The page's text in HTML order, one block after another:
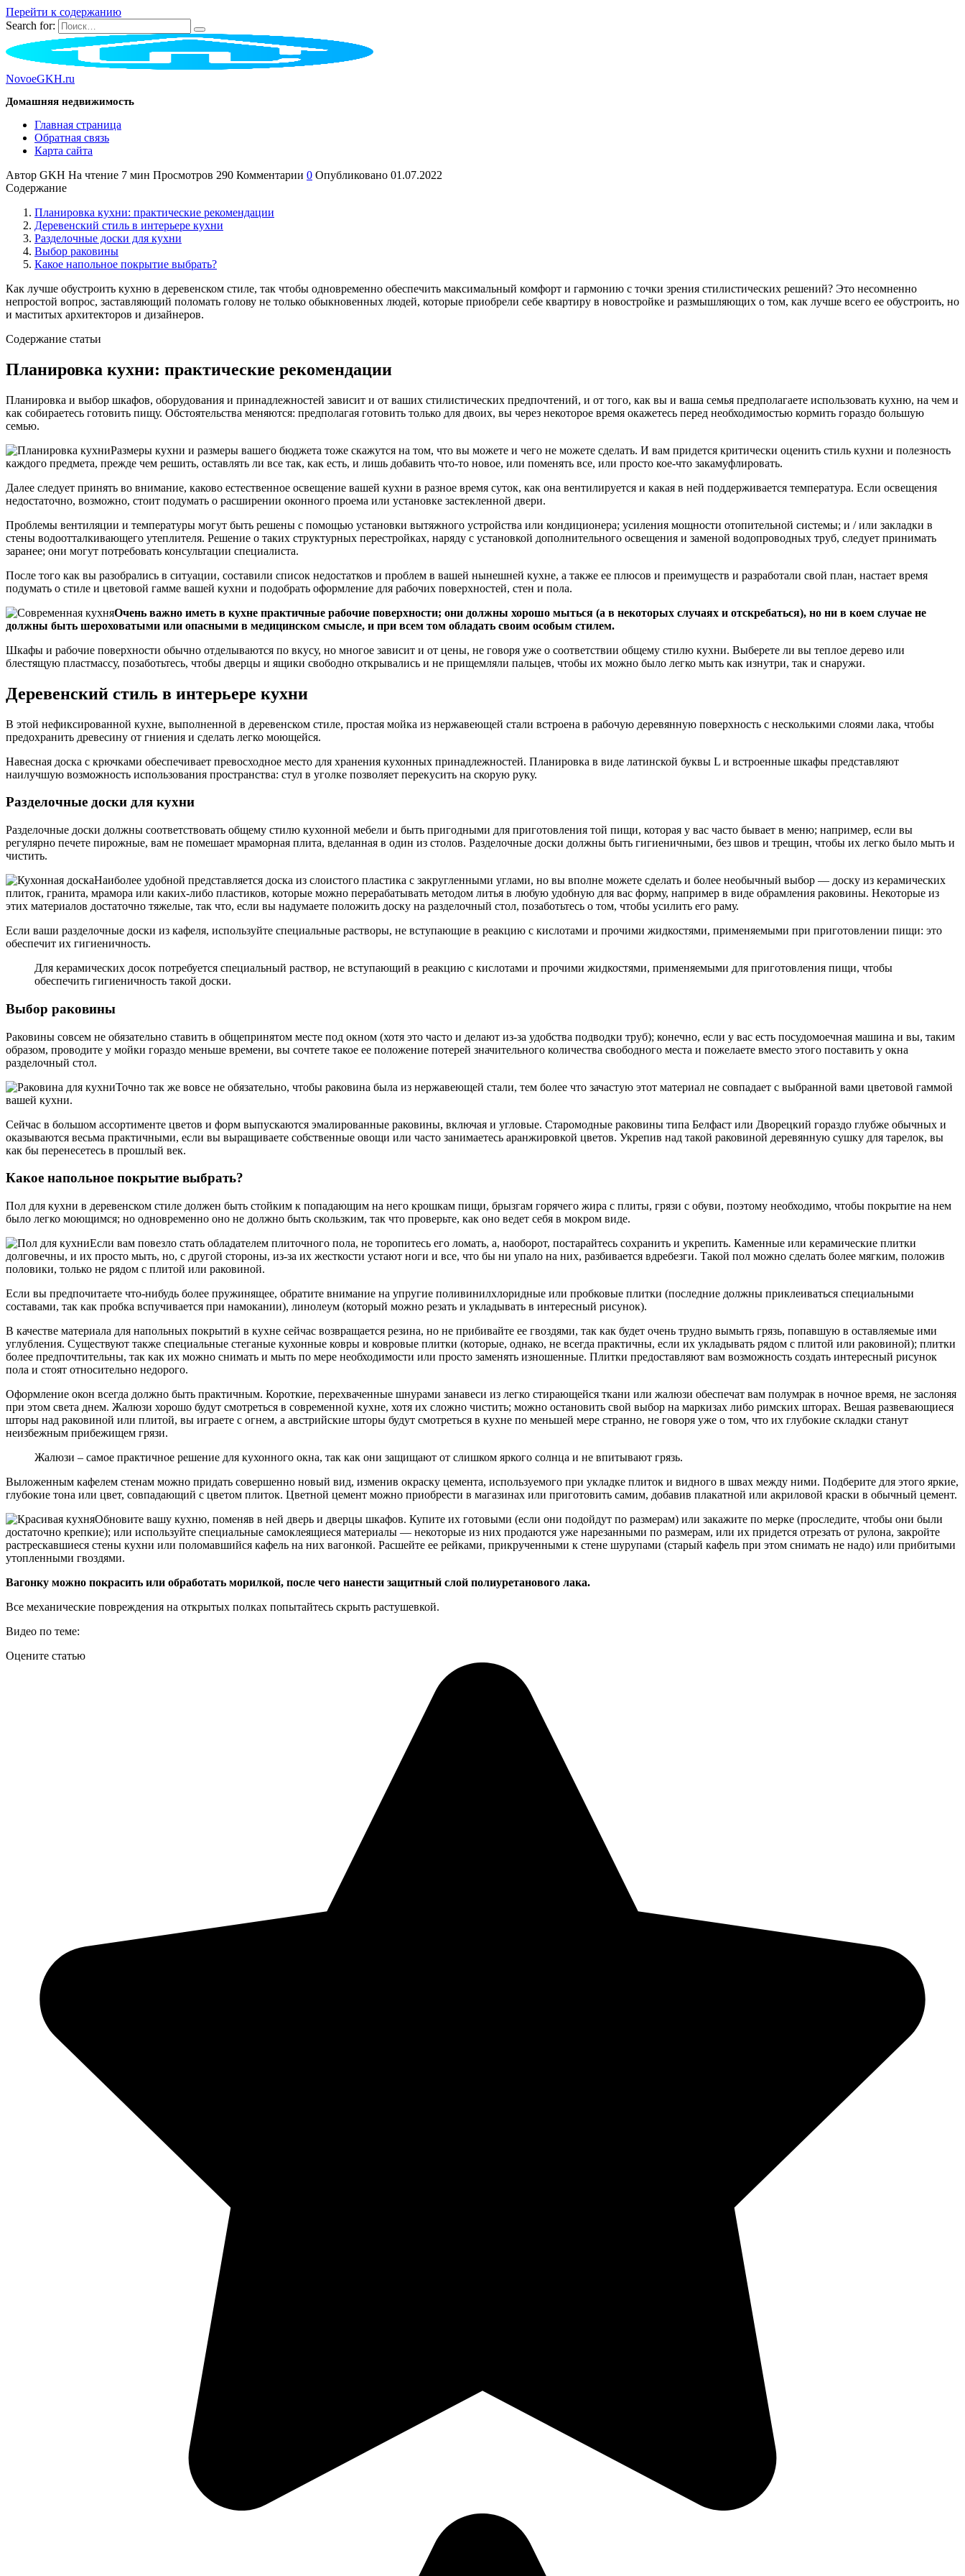
Перейти к содержанию
Search for:
NovoeGKH.ru
Домашняя недвижимость
Главная страница
Обратная связь
Карта сайта
Автор GKH На чтение 7 мин Просмотров 290 Комментарии 0 Опубликовано 01.07.2022
Содержание
Планировка кухни: практические рекомендации
Деревенский стиль в интерьере кухни
Разделочные доски для кухни
Выбор раковины
Какое напольное покрытие выбрать?
Как лучше обустроить кухню в деревенском стиле, так чтобы одновременно обеспечить максимальный комфорт и гармонию с точки зрения стилистических решений? Это несомненно
непростой вопрос, заставляющий поломать голову не только обыкновенных людей, которые приобрели себе квартиру в новостройке и размышляющих о том, как лучше всего ее обустроить, но
и маститых архитекторов и дизайнеров.
Содержание статьи
Планировка кухни: практические рекомендации
Планировка и выбор шкафов, оборудования и принадлежностей зависит и от ваших стилистических предпочтений, и от того, как вы и ваша семья предполагаете использовать кухню, на чем и
как собираетесь готовить пищу. Обстоятельства меняются: предполагая готовить только для двоих, вы через некоторое время окажетесь перед необходимостью кормить гораздо большую
семью.
Размеры кухни и размеры вашего бюджета тоже скажутся на том, что вы можете и чего не можете сделать. И вам придется критически оценить стиль кухни и полезность
каждого предмета, прежде чем решить, оставлять ли все так, как есть, и лишь добавить что-то новое, или поменять все, или просто кое-что закамуфлировать.
Далее следует принять во внимание, каково естественное освещение вашей кухни в разное время суток, как она вентилируется и какая в ней поддерживается температура. Если освещения
недостаточно, возможно, стоит подумать о расширении оконного проема или установке застекленной двери.
Проблемы вентиляции и температуры могут быть решены с помощью установки вытяжного устройства или кондиционера; усиления мощности отопительной системы; и / или закладки в
стены водоотталкивающего утеплителя. Решение о таких структурных перестройках, наряду с установкой дополнительного освещения и заменой водопроводных труб, следует принимать
заранее; они могут потребовать консультации специалиста.
После того как вы разобрались в ситуации, составили список недостатков и проблем в вашей нынешней кухне, а также ее плюсов и преимуществ и разработали свой план, настает время
подумать о стиле и цветовой гамме вашей кухни и подобрать оформление для рабочих поверхностей, стен и пола.
Очень важно иметь в кухне практичные рабочие поверхности; они должны хорошо мыться (а в некоторых случаях и отскребаться), но ни в коем случае не
должны быть шероховатыми или опасными в медицинском смысле, и при всем том обладать своим особым стилем.
Шкафы и рабочие поверхности обычно отделываются по вкусу, но многое зависит и от цены, не говоря уже о соответствии общему стилю кухни. Выберете ли вы теплое дерево или
блестящую пластмассу, позаботьтесь, чтобы дверцы и ящики свободно открывались и не прищемляли пальцев, чтобы их можно было легко мыть как изнутри, так и снаружи.
Деревенский стиль в интерьере кухни
В этой нефиксированной кухне, выполненной в деревенском стиле, простая мойка из нержавеющей стали встроена в рабочую деревянную поверхность с несколькими слоями лака, чтобы
предохранить древесину от гниения и сделать легко моющейся.
Навесная доска с крючками обеспечивает превосходное место для хранения кухонных принадлежностей. Планировка в виде латинской буквы L и встроенные шкафы представляют
наилучшую возможность использования пространства: стул в уголке позволяет перекусить на скорую руку.
Разделочные доски для кухни
Разделочные доски должны соответствовать общему стилю кухонной мебели и быть пригодными для приготовления той пищи, которая у вас часто бывает в меню; например, если вы
регулярно печете пирожные, вам не помешает мраморная плита, вделанная в один из столов. Разделочные доски должны быть гигиеничными, без швов и трещин, чтобы их легко было мыть и
чистить.
Наиболее удобной представляется доска из слоистого пластика с закругленными углами, но вы вполне можете сделать и более необычный выбор — доску из керамических
плиток, гранита, мрамора или каких-либо пластиков, которые можно перерабатывать методом литья в любую удобную для вас форму, например в виде обрамления раковины. Некоторые из
этих материалов достаточно тяжелые, так что, если вы надумаете положить доску на разделочный стол, позаботьтесь о том, чтобы усилить его раму.
Если ваши разделочные доски из кафеля, используйте специальные растворы, не вступающие в реакцию с кислотами и прочими жидкостями, применяемыми при приготовлении пищи: это
обеспечит их гигиеничность.
Для керамических досок потребуется специальный раствор, не вступающий в реакцию с кислотами и прочими жидкостями, применяемыми для приготовления пищи, чтобы
обеспечить гигиеничность такой доски.
Выбор раковины
Раковины совсем не обязательно ставить в общепринятом месте под окном (хотя это часто и делают из-за удобства подводки труб); конечно, если у вас есть посудомоечная машина и вы, таким
образом, проводите у мойки гораздо меньше времени, вы сочтете такое ее положение потерей значительного количества свободного места и пожелаете вместо этого поставить у окна
разделочный стол.
Точно так же вовсе не обязательно, чтобы раковина была из нержавеющей стали, тем более что зачастую этот материал не совпадает с выбранной вами цветовой гаммой
вашей кухни.
Сейчас в большом ассортименте цветов и форм выпускаются эмалированные раковины, включая и угловые. Старомодные раковины типа Белфаст или Дворецкий гораздо глубже обычных и
оказываются весьма практичными, если вы выращиваете собственные овощи или часто занимаетесь аранжировкой цветов. Укрепив над такой раковиной деревянную сушку для тарелок, вы
как бы перенесетесь в прошлый век.
Какое напольное покрытие выбрать?
Пол для кухни в деревенском стиле должен быть стойким к попадающим на него крошкам пищи, брызгам горячего жира с плиты, грязи с обуви, поэтому необходимо, чтобы покрытие на нем
было легко моющимся; но одновременно оно не должно быть скользким, так что проверьте, как оно ведет себя в мокром виде.
Если вам повезло стать обладателем плиточного пола, не торопитесь его ломать, а, наоборот, постарайтесь сохранить и укрепить. Каменные или керамические плитки
долговечны, и их просто мыть, но, с другой стороны, из-за их жесткости устают ноги и все, что бы ни упало на них, разбивается вдребезги. Такой пол можно сделать более мягким, положив
половики, только не рядом с плитой или раковиной.
Если вы предпочитаете что-нибудь более пружинящее, обратите внимание на упругие поливинилхлоридные или пробковые плитки (последние должны приклеиваться специальными
составами, так как пробка вспучивается при намокании), линолеум (который можно резать и укладывать в интересный рисунок).
В качестве материала для напольных покрытий в кухне сейчас возвращается резина, но не прибивайте ее гвоздями, так как будет очень трудно вымыть грязь, попавшую в оставляемые ими
углубления. Существуют также специальные стеганые кухонные ковры и ковровые плитки (которые, однако, не всегда практичны, если их укладывать рядом с плитой или раковиной); плитки
более предпочтительны, так как их можно снимать и мыть по мере необходимости или просто заменять изношенные. Плитки предоставляют вам возможность создать интересный рисунок
пола и стоят относительно недорого.
Оформление окон всегда должно быть практичным. Короткие, перехваченные шнурами занавеси из легко стирающейся ткани или жалюзи обеспечат вам полумрак в ночное время, не заслоняя
при этом света днем. Жалюзи хорошо будут смотреться в современной кухне, хотя их сложно чистить; можно остановить свой выбор на маркизах либо римских шторах. Вешая развевающиеся
шторы над раковиной или плитой, вы играете с огнем, а австрийские шторы будут смотреться в кухне по меньшей мере странно, не говоря уже о том, что их глубокие складки станут
неизбежным прибежищем грязи.
Жалюзи – самое практичное решение для кухонного окна, так как они защищают от слишком яркого солнца и не впитывают грязь.
Выложенным кафелем стенам можно придать совершенно новый вид, изменив окраску цемента, используемого при укладке плиток и видного в швах между ними. Подберите для этого яркие,
глубокие тона или цвет, совпадающий с цветом плиток. Цветной цемент можно приобрести в магазинах или приготовить самим, добавив плакатной или акриловой краски в обычный цемент.
Обновите вашу кухню, поменяв в ней дверь и дверцы шкафов. Купите их готовыми (если они подойдут по размерам) или закажите по мерке (проследите, чтобы они были
достаточно крепкие); или используйте специальные самоклеящиеся материалы — некоторые из них продаются уже нарезанными по размерам, или их придется отрезать от рулона, закройте
растрескавшиеся стены кухни или поломавшийся кафель на них вагонкой. Расшейте ее рейками, прикрученными к стене шурупами (старый кафель при этом снимать не надо) или прибитыми
утопленными гвоздями.
Вагонку можно покрасить или обработать морилкой, после чего нанести защитный слой полиуретанового лака.
Все механические повреждения на открытых полках попытайтесь скрыть растушевкой.
Видео по теме:
Оцените статью